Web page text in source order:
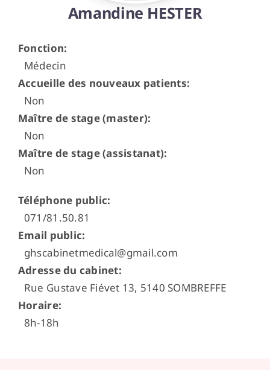
Amandine HESTER
Fonction:
Médecin
Accueille des nouveaux patients:
Non
Maître de stage (master):
Non
Maître de stage (assistanat):
Non
Téléphone public:
071/81.50.81
Email public:
ghscabinetmedical@gmail.com
Adresse du cabinet:
Rue Gustave Fiévet 13, 5140 SOMBREFFE
Horaire:
8h-18h